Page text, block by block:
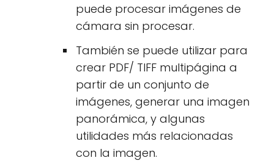
puede procesar imágenes de
cámara sin procesar.
También se puede utilizar para
crear PDF/ TIFF multipágina a
partir de un conjunto de
imágenes, generar una imagen
panorámica, y algunas
utilidades más relacionadas
con la imagen.